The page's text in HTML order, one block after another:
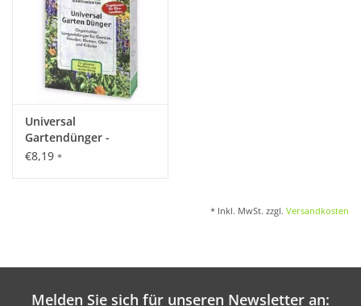
Universal
Gartendünger -
organisch
€8,19 *
* Inkl. MwSt. zzgl. Versandkosten
Melden Sie sich für unseren Newsletter an: